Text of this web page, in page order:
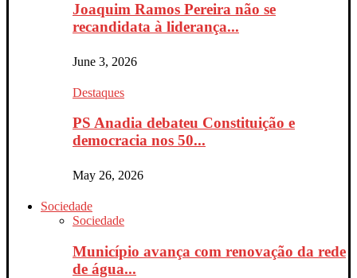
Joaquim Ramos Pereira não se
recandidata à liderança...
June 3, 2026
Destaques
PS Anadia debateu Constituição e
democracia nos 50...
May 26, 2026
Sociedade
Sociedade
Município avança com renovação da rede
de água...